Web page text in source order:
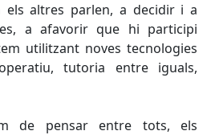
els altres parlen, a decidir i a
a afavorir que hi participi
utilitzant noves tecnologies
tutoria entre iguals,
de pensar entre tots, els